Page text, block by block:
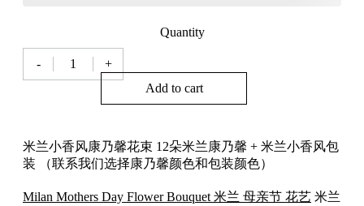
Quantity
-
Johor
Mother's
兰
母
节
+
Add to cart
米兰小香风康乃馨花束 12朵米兰康乃馨 + 米兰小香风包
装 （联系我们选择康乃馨颜色和包装颜色）
Milan Mothers Day Flower Bouquet 米兰 母亲节 花艺 米兰